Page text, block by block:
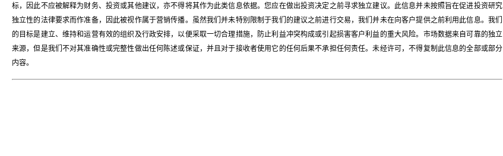
标，因此不应被解释为财务、投资或其他建议，亦不得将其作为此类信息依据。您应在做出投资决定之前寻求独立建议。此信息并未按照旨在促进投资研究
独立性的法律要求而作准备，因此被视作属于营销传播。虽然我们并未特别限制于我们的建议之前进行交易，我们并未在向客户提供之前利用此信息。我们
的目标是建立、维持和运营有效的组织及行政安排，以便采取一切合理措施，防止利益冲突构成或引起损害客户利益的重大风险。市场数据来自可靠的独立
来源，但是我们不对其准确性或完整性做出任何陈述或保证，并且对于接收者使用它的任何后果不承担任何责任。未经许可，不得复制此信息的全部或部分
内容。